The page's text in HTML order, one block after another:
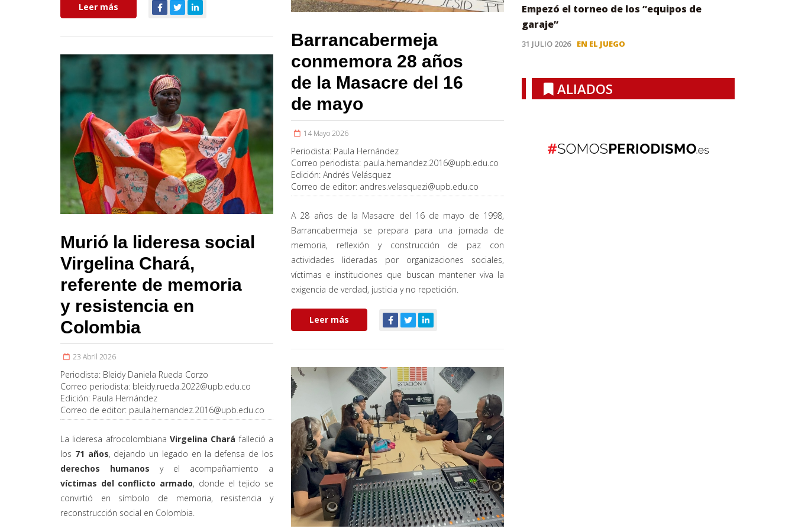
Leer más
Barrancabermeja
conmemora 28 años
de la Masacre del 16
de mayo
14 Mayo 2026
Periodista: Paula Hernández
Correo periodista: paula.hernandez.2016@upb.edu.co
Edición: Andrés Velásquez
Correo de editor: andres.velasquezi@upb.edu.co
A 28 años de la Masacre del 16 de mayo de 1998,
Barrancabermeja se prepara para una jornada de
memoria, reflexión y construcción de paz con
actividades lideradas por organizaciones sociales,
víctimas e instituciones que buscan mantener viva la
exigencia de verdad, justicia y no repetición.
Leer más
Murió la lideresa social
Virgelina Chará,
referente de memoria
y resistencia en
Colombia
23 Abril 2026
Periodista: Bleidy Daniela Rueda Corzo
Correo periodista: bleidy.rueda.2022@upb.edu.co
Edición: Paula Hernández
Correo de editor: paula.hernandez.2016@upb.edu.co
La lideresa afrocolombiana Virgelina Chará falleció a
los 71 años, dejando un legado en la defensa de los
derechos humanos y el acompañamiento a
víctimas del conflicto armado, donde el tejido se
convirtió en símbolo de memoria, resistencia y
reconstrucción social en Colombia.
Empezó el torneo de los “equipos de
garaje”
31 JULIO 2026 EN EL JUEGO
ALIADOS